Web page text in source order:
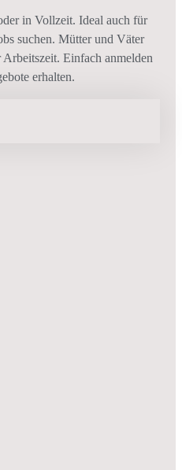
in Vollzeit. Ideal auch für
suchen. Mütter und Väter
Einfach anmelden
erhalten.